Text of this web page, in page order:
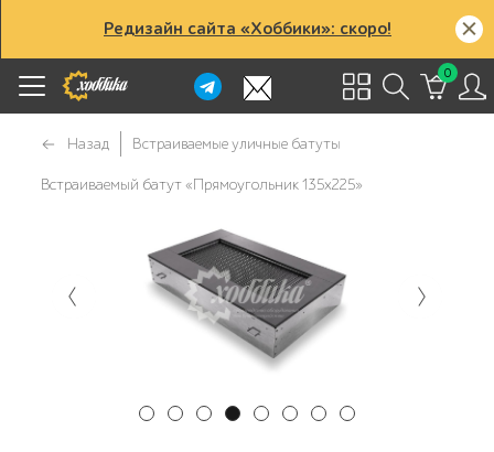
Редизайн сайта «Хоббики»: скоро!
0
Назад Встраиваемые уличные батуты
Встраиваемый батут «Прямоугольник 135х225»